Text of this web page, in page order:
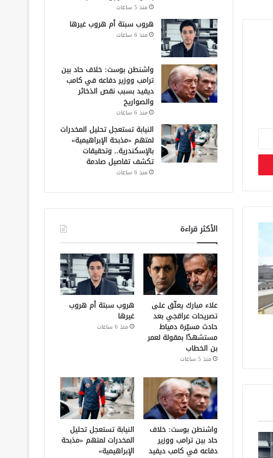
منذ 5 ساعات
هروب سبتة أم هروب غيرها
منذ 6 ساعات
واشنطن بوست: خلاف حاد بين
ترامب ووزير دفاعه في كامب
ديفيد بسبب نقص الذخائر
والصواريخ
منذ 6 ساعات
النيابة تستعجل تحليل المخدرات
لمتهم «مذبحة الإبراهيمية»
بالإسكندرية.. وتحقيقات
تكشف تفاصيل صادمة
منذ 6 ساعات
الأكثر قراءة
علاء مبارك يعلّق على
تصريحات عراقجي بعد
حادث مسيّرة دمياط
مستشهدًا بمقولة لعمر
بن الخطاب
منذ 5 ساعات
هروب سبتة أم هروب
غيرها
منذ 6 ساعات
واشنطن بوست: خلاف
حاد بين ترامب ووزير
دفاعه في كامب ديفيد
النيابة تستعجل تحليل
المخدرات لمتهم «مذبحة
الإبراهيمية»